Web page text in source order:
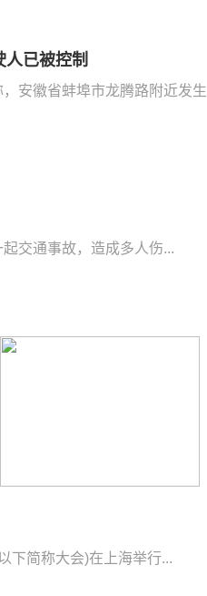
人已被控制
安徽省蚌埠市龙腾路附近发生
交通事故，造成多人伤...
下简称大会)在上海举行...